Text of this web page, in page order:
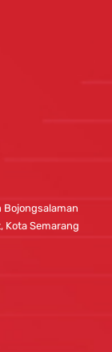
Bojongsalaman
Kota Semarang